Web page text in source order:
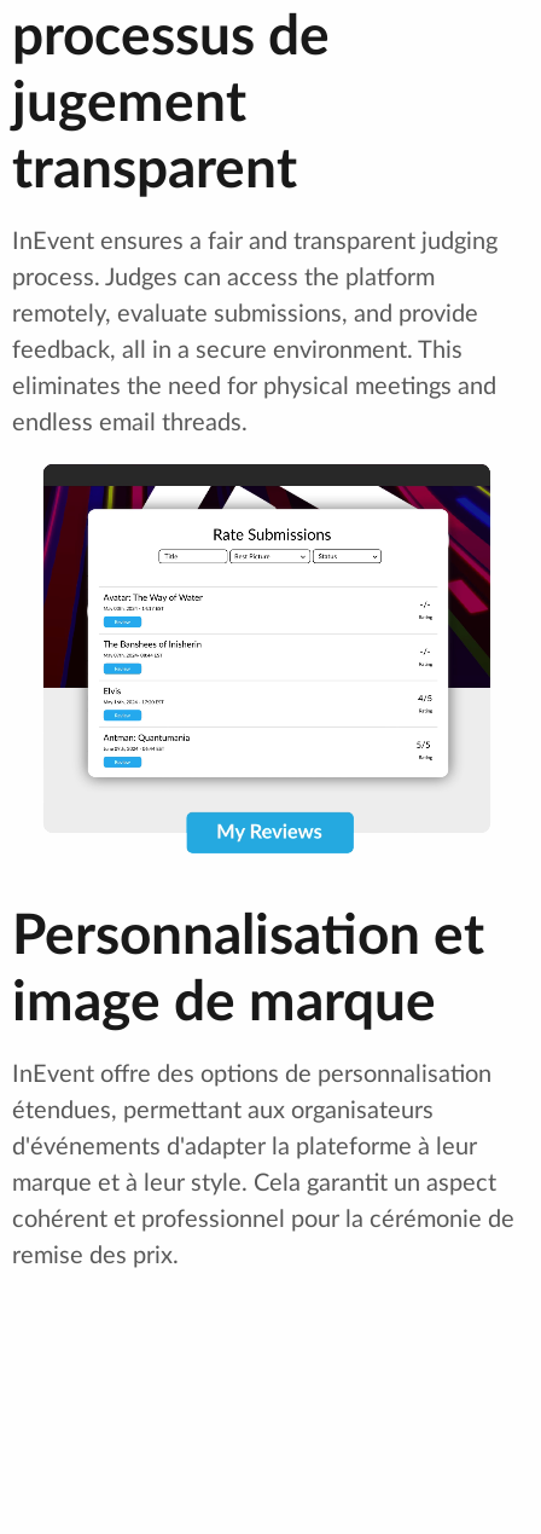
processus de
jugement
transparent
InEvent ensures a fair and transparent judging
process. Judges can access the platform
remotely, evaluate submissions, and provide
feedback, all in a secure environment. This
eliminates the need for physical meetings and
endless email threads.
Personnalisation et
image de marque
InEvent offre des options de personnalisation
étendues, permettant aux organisateurs
d'événements d'adapter la plateforme à leur
marque et à leur style. Cela garantit un aspect
cohérent et professionnel pour la cérémonie de
remise des prix.